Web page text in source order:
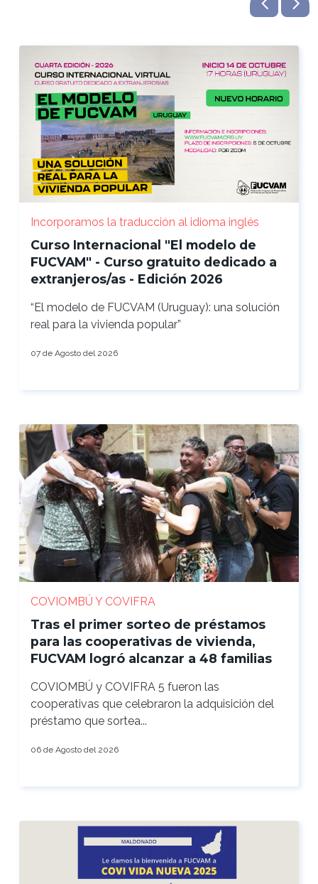
Incorporamos la traducción al idioma inglés
Curso Internacional "El modelo de
FUCVAM" - Curso gratuito dedicado a
extranjeros/as - Edición 2026
“El modelo de FUCVAM (Uruguay): una solución
real para la vivienda popular”
07 de Agosto del 2026
COVIOMBÚ Y COVIFRA
Tras el primer sorteo de préstamos
para las cooperativas de vivienda,
FUCVAM logró alcanzar a 48 familias
COVIOMBÚ y COVIFRA 5 fueron las
cooperativas que celebraron la adquisición del
préstamo que sortea...
06 de Agosto del 2026